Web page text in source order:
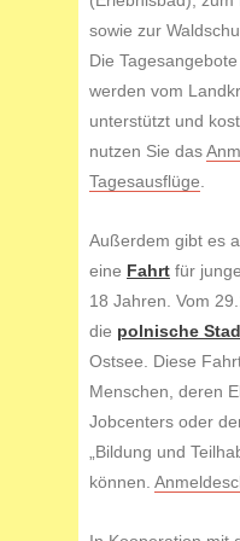
sowie zur
Die
werden vom
unterstützt und
nutzen Sie das
Tagesausflüge
Außerdem gibt es
eine Fahrt für
18 Jahren. Vom
die polnische
Ostsee. Diese
Menschen, deren
Jobcenters oder
„Bildung und
können.